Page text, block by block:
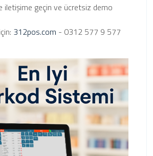
iletişime geçin ve ücretsiz demo
312pos.com - 0312 577 9 577